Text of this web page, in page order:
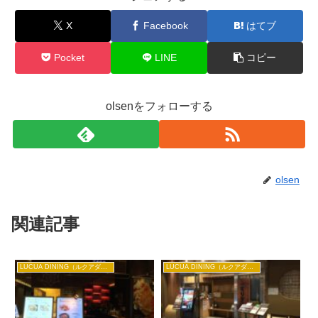
X Facebook はてブ
Pocket LINE コピー
olsenをフォローする
olsen
関連記事
LUCUA DINING（ルクアダイニング） LUCUA DINING（ルクアダイニング）